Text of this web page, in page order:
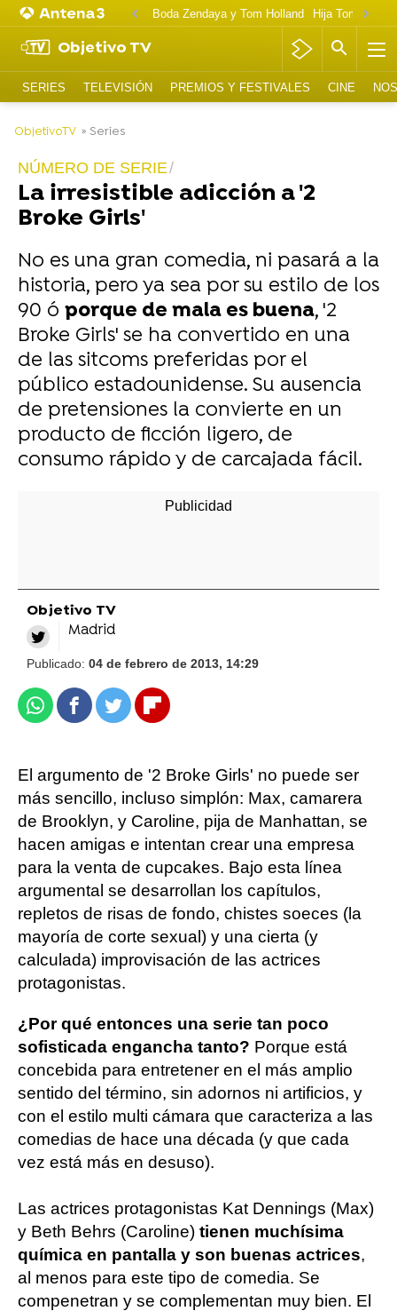
Boda Zendaya y Tom Holland Hija Tom
Objetivo TV
SERIES TELEVISIÓN PREMIOS Y FESTIVALES CINE
ObjetivoTV » Series
NÚMERO DE SERIE
La irresistible adicción a '2
Broke Girls'
No es una gran comedia, ni pasará a la
historia, pero ya sea por su estilo de los
90 ó porque de mala es buena, '2
Broke Girls' se ha convertido en una
de las sitcoms preferidas por el
público estadounidense. Su ausencia
de pretensiones la convierte en un
producto de ficción ligero, de
consumo rápido y de carcajada fácil.
Objetivo TV
Madrid
Publicado: 04 de febrero de 2013, 14:29
WhatsappFacebook
TwitterFlipboard
El argumento de '2 Broke Girls' no puede ser
más sencillo, incluso simplón: Max, camarera
de Brooklyn, y Caroline, pija de Manhattan, se
hacen amigas e intentan crear una empresa
para la venta de cupcakes. Bajo esta línea
argumental se desarrollan los capítulos,
repletos de risas de fondo, chistes soeces (la
mayoría de corte sexual) y una cierta (y
calculada) improvisación de las actrices
protagonistas.
¿Por qué entonces una serie tan poco
sofisticada engancha tanto? Porque está
concebida para entretener en el más amplio
sentido del término, sin adornos ni artificios, y
con el estilo multi cámara que caracteriza a las
comedias de hace una década (y que cada
vez está más en desuso).
Las actrices protagonistas Kat Dennings (Max)
y Beth Behrs (Caroline) tienen muchísima
química en pantalla y son buenas actrices,
al menos para este tipo de comedia. Se
compenetran y se complementan muy bien. El